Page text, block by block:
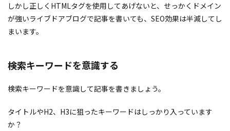
しかし正しくHTMLタグを使用してあげないと、せっかくドメイン
が強いライブドアブログで記事を書いても、SEO効果は半減してし
まいます。
検索キーワードを意識する
検索キーワードを意識して記事を書きましょう。
タイトルやH2、H3に狙ったキーワードはしっかり入っています
か？